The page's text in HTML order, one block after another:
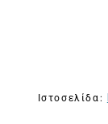
Ιστοσελίδα: